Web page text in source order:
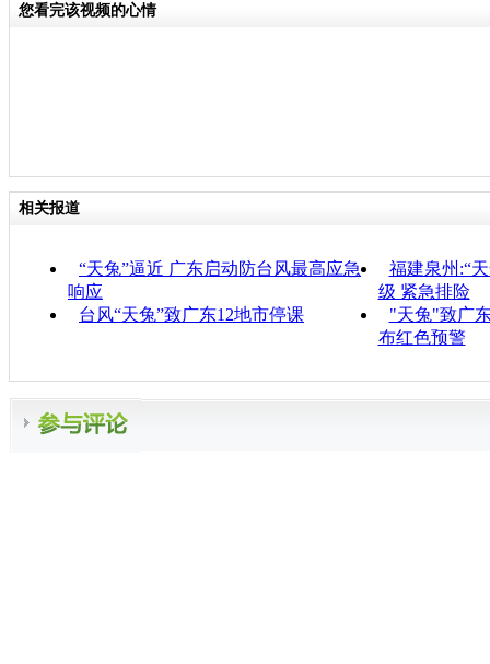
您看完该视频的心情
相关报道
“天兔”逼近 广东启动防台风最高应急
响应
福建泉州:“
级 紧急排险
台风“天兔”致广东12地市停课
"天兔"致广
布红色预警